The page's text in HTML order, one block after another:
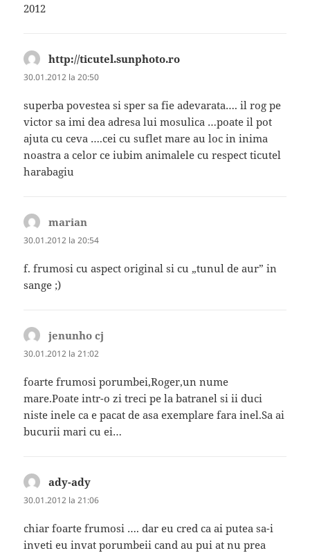
2012
http://ticutel.sunphoto.ro
30.01.2012 la 20:50
superba povestea si sper sa fie adevarata…. il rog pe
victor sa imi dea adresa lui mosulica …poate il pot
ajuta cu ceva ….cei cu suflet mare au loc in inima
noastra a celor ce iubim animalele cu respect ticutel
harabagiu
marian
30.01.2012 la 20:54
f. frumosi cu aspect original si cu „tunul de aur” in
sange ;)
jenunho cj
30.01.2012 la 21:02
foarte frumosi porumbei,Roger,un nume
mare.Poate intr-o zi treci pe la batranel si ii duci
niste inele ca e pacat de asa exemplare fara inel.Sa ai
bucurii mari cu ei…
ady-ady
30.01.2012 la 21:06
chiar foarte frumosi …. dar eu cred ca ai putea sa-i
inveti eu invat porumbeii cand au pui at nu prea